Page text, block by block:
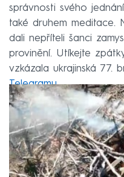
správnosti svého
také druhem meditace.
dali nepříteli šanci
provinění. Utíkejte
vzkázala ukrajinská 77.
Telegramu.